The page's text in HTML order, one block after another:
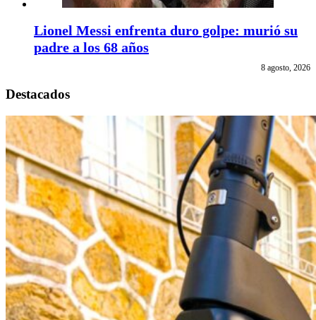
Lionel Messi enfrenta duro golpe: murió su
padre a los 68 años
8 agosto, 2026
Destacados